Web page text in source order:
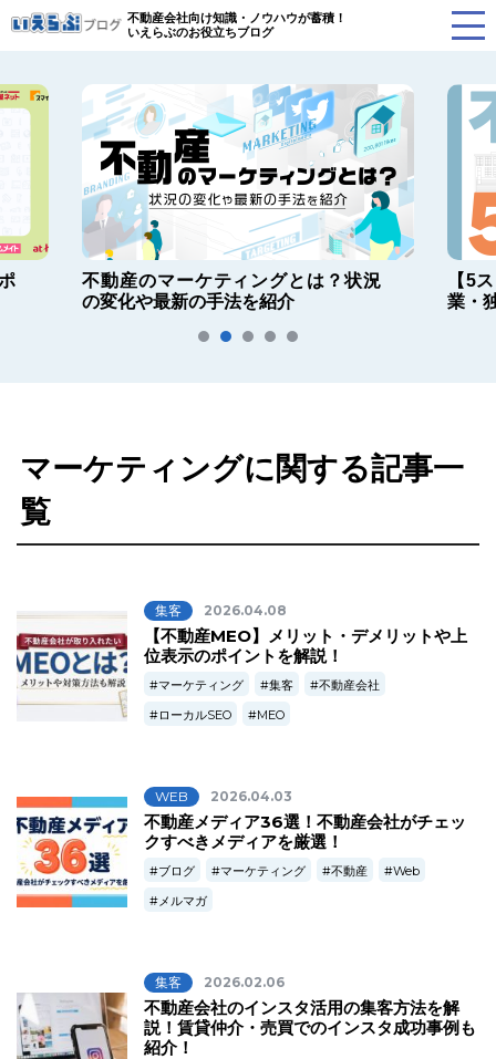
不動産会社向け知識・ノウハウが蓄積！
いえらぶのお役立ちブログ
不動産のマーケティングとは？状況
の変化や最新の手法を紹介
【5
業・
マーケティングに関する記事一
覧
集客 2026.04.08
【不動産MEO】メリット・デメリットや上
位表示のポイントを解説！
マーケティング 集客
不動産会社
ローカルSEO
MEO
WEB 2026.04.03
不動産メディア36選！不動産会社がチェッ
クすべきメディアを厳選！
ブログ マーケティング 不動産
Web
メルマガ
集客 2026.02.06
不動産会社のインスタ活用の集客方法を解
説！賃貸仲介・売買でのインスタ成功事例も
紹介！